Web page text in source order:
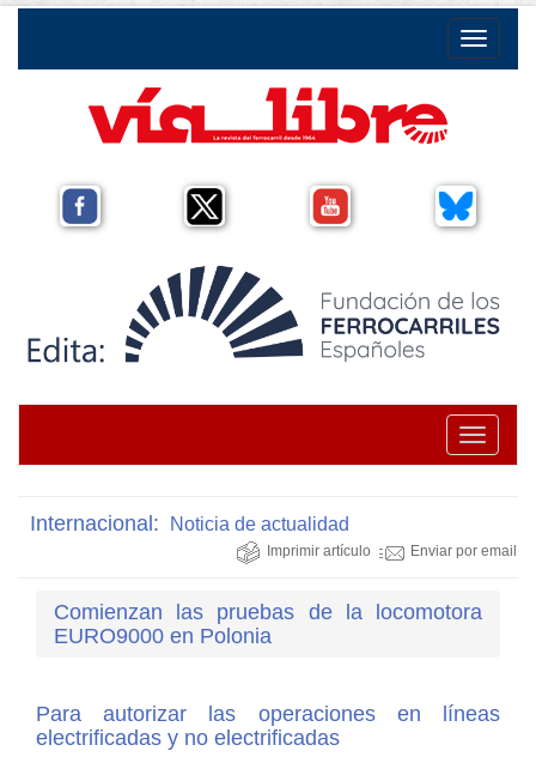
Toggle
Toggle
Internacional: Noticia de actualidad
Imprimir artículo Enviar por email
Comienzan las pruebas de la locomotora
EURO9000 en Polonia
Para autorizar las operaciones en líneas
electrificadas y no electrificadas